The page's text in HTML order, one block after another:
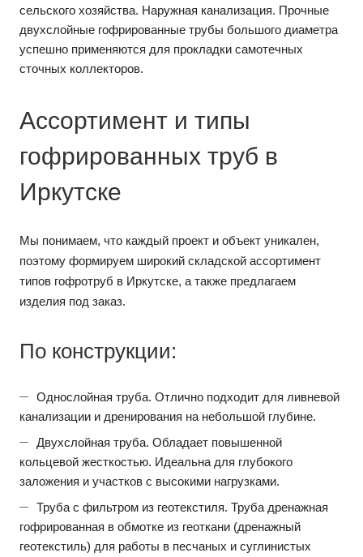
сельского хозяйства. Наружная канализация. Прочные
двухслойные гофрированные трубы большого диаметра
успешно применяются для прокладки самотечных
сточных коллекторов.
Ассортимент и типы
гофрированных труб в
Иркутске
Мы понимаем, что каждый проект и объект уникален,
поэтому формируем широкий складской ассортимент
типов гофротруб в Иркутске, а также предлагаем
изделия под заказ.
По конструкции:
Однослойная труба. Отлично подходит для ливневой
канализации и дренирования на небольшой глубине.
Двухслойная труба. Обладает повышенной
кольцевой жесткостью. Идеальна для глубокого
заложения и участков с высокими нагрузками.
Труба с фильтром из геотекстиля. Труба дренажная
гофрированная в обмотке из геоткани (дренажный
геотекстиль) для работы в песчаных и суглинистых